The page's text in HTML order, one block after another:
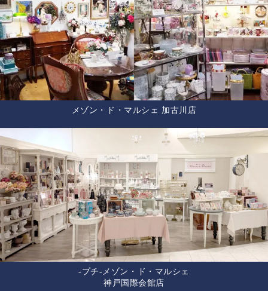
メゾン・ド・マルシェ 加古川店
-プチ-メゾン・ド・マルシェ
神戸国際会館店